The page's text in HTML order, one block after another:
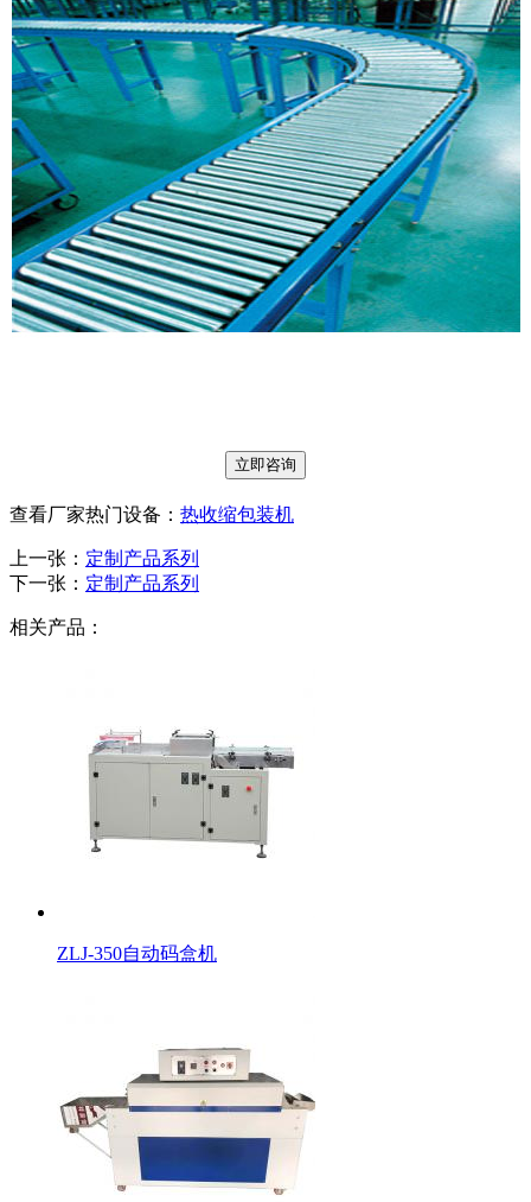
立即咨询
查看厂家热门设备： 热收缩包装机
上一张： 定制产品系列
下一张： 定制产品系列
相关产品：
ZLJ-350自动码盒机